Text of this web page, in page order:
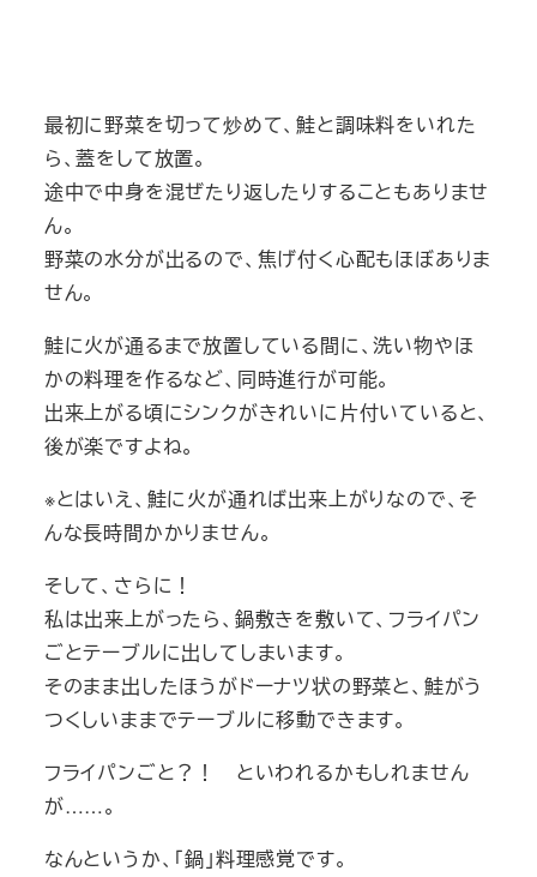
最初に野菜を切って炒めて、鮭と調味料をいれた
ら、蓋をして放置。
途中で中身を混ぜたり返したりすることもありませ
ん。
野菜の水分が出るので、焦げ付く心配もほぼありま
せん。
鮭に火が通るまで放置している間に、洗い物やほ
かの料理を作るなど、同時進行が可能。
出来上がる頃にシンクがきれいに片付いていると、
後が楽ですよね。
※とはいえ、鮭に火が通れば出来上がりなので、そ
んな長時間かかりません。
そして、さらに！
私は出来上がったら、鍋敷きを敷いて、フライパン
ごとテーブルに出してしまいます。
そのまま出したほうがドーナツ状の野菜と、鮭がう
つくしいままでテーブルに移動できます。
フライパンごと？！ といわれるかもしれません
が……。
なんというか、「鍋」料理感覚です。